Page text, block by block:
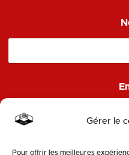
Gérer le
Pour offrir les meilleures